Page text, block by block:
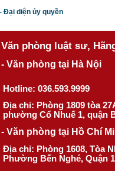
Đại diện ủy quyền
Văn phòng luật sư,
- Văn phòng tại Hà Nội
Hotline: 036.593.9999
Địa chỉ: Phòng 1809 tòa
phường Cổ Nhuế 1, quận
- Văn phòng tại Hồ Chí
Địa chỉ: Phòng 1608, Tòa
Phường Bến Nghé, Quận